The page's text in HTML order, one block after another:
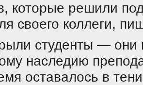
которые решили
своего коллеги,
студенты — они
наследию
оставалось в